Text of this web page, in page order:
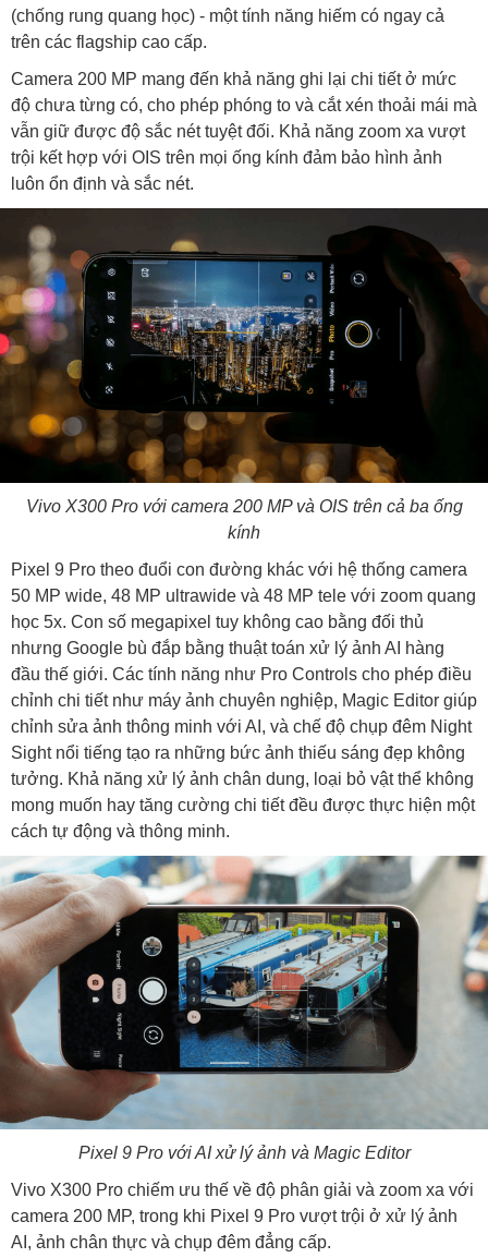
(chống rung quang học) - một tính năng hiếm có ngay cả
trên các flagship cao cấp.
Camera 200 MP mang đến khả năng ghi lại chi tiết ở mức
độ chưa từng có, cho phép phóng to và cắt xén thoải mái mà
vẫn giữ được độ sắc nét tuyệt đối. Khả năng zoom xa vượt
trội kết hợp với OIS trên mọi ống kính đảm bảo hình ảnh
luôn ổn định và sắc nét.
Vivo X300 Pro với camera 200 MP và OIS trên cả ba ống
kính
Pixel 9 Pro theo đuổi con đường khác với hệ thống camera
50 MP wide, 48 MP ultrawide và 48 MP tele với zoom quang
học 5x. Con số megapixel tuy không cao bằng đối thủ
nhưng Google bù đắp bằng thuật toán xử lý ảnh AI hàng
đầu thế giới. Các tính năng như Pro Controls cho phép điều
chỉnh chi tiết như máy ảnh chuyên nghiệp, Magic Editor giúp
chỉnh sửa ảnh thông minh với AI, và chế độ chụp đêm Night
Sight nổi tiếng tạo ra những bức ảnh thiếu sáng đẹp không
tưởng. Khả năng xử lý ảnh chân dung, loại bỏ vật thể không
mong muốn hay tăng cường chi tiết đều được thực hiện một
cách tự động và thông minh.
Pixel 9 Pro với AI xử lý ảnh và Magic Editor
Vivo X300 Pro chiếm ưu thế về độ phân giải và zoom xa với
camera 200 MP, trong khi Pixel 9 Pro vượt trội ở xử lý ảnh
AI, ảnh chân thực và chụp đêm đẳng cấp.